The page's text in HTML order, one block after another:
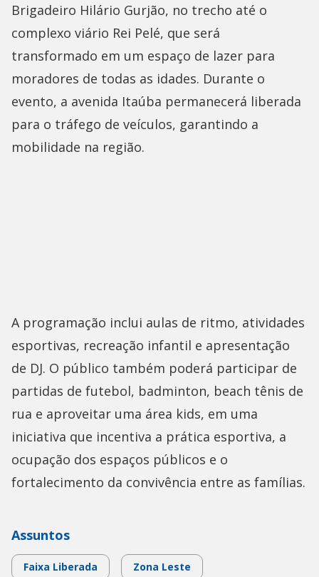
Brigadeiro Hilário Gurjão, no trecho até o
complexo viário Rei Pelé, que será
transformado em um espaço de lazer para
moradores de todas as idades. Durante o
evento, a avenida Itaúba permanecerá liberada
para o tráfego de veículos, garantindo a
mobilidade na região.
A programação inclui aulas de ritmo, atividades
esportivas, recreação infantil e apresentação
de DJ. O público também poderá participar de
partidas de futebol, badminton, beach tênis de
rua e aproveitar uma área kids, em uma
iniciativa que incentiva a prática esportiva, a
ocupação dos espaços públicos e o
fortalecimento da convivência entre as famílias.
Assuntos
Faixa Liberada Zona Leste